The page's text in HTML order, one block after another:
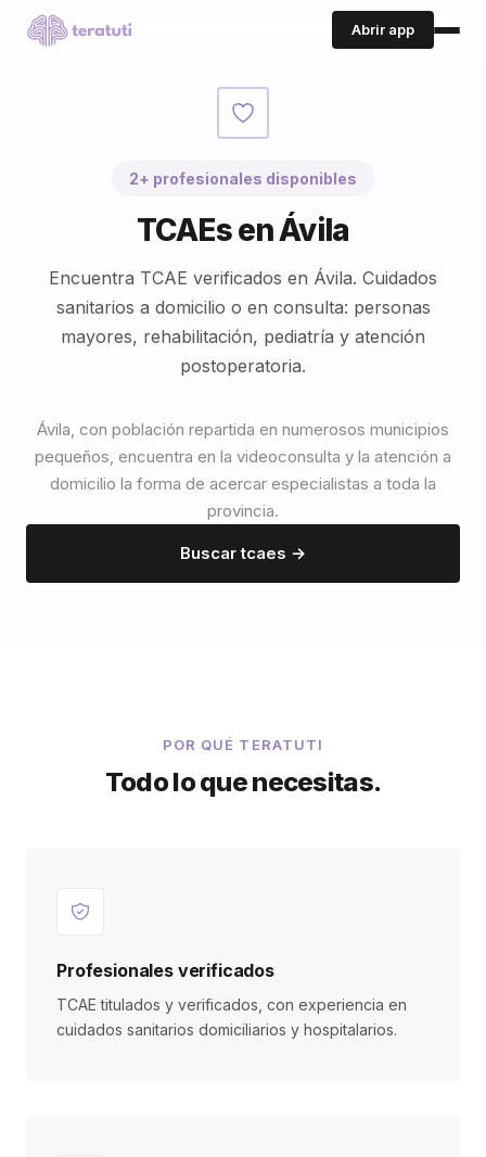
Abrir app
2+ profesionales disponibles
TCAEs en Ávila
Encuentra TCAE verificados en Ávila. Cuidados
sanitarios a domicilio o en consulta: personas
mayores, rehabilitación, pediatría y atención
postoperatoria.
Ávila, con población repartida en numerosos municipios
pequeños, encuentra en la videoconsulta y la atención a
domicilio la forma de acercar especialistas a toda la
provincia.
Buscar tcaes →
POR QUÉ TERATUTI
Todo lo que necesitas.
Profesionales verificados
TCAE titulados y verificados, con experiencia en
cuidados sanitarios domiciliarios y hospitalarios.